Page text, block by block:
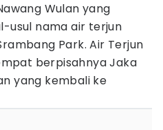
Wulan yang
usul nama air terjun
Park. Air Terjun
berpisahnya Jaka
yang kembali ke